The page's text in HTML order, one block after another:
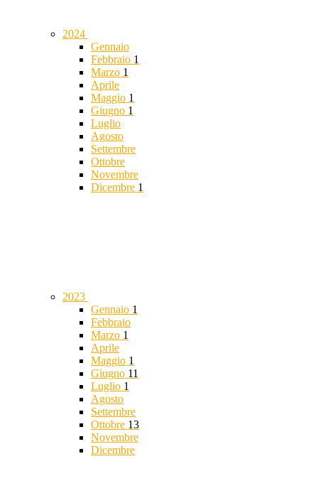
2024
Gennaio
Febbraio 1
Marzo 1
Aprile
Maggio 1
Giugno 1
Luglio
Agosto
Settembre
Ottobre
Novembre
Dicembre 1
2023
Gennaio 1
Febbraio
Marzo 1
Aprile
Maggio 1
Giugno 11
Luglio 1
Agosto
Settembre
Ottobre 13
Novembre
Dicembre